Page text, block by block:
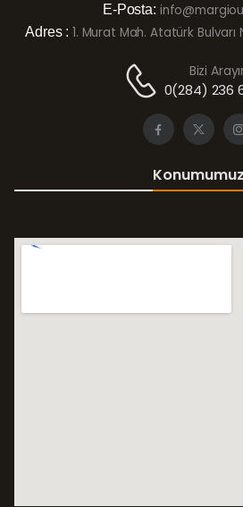
E-Posta:
Adres : 1. Murat Mah. Atatürk
Bizi
0(284) 236
Konumumuz